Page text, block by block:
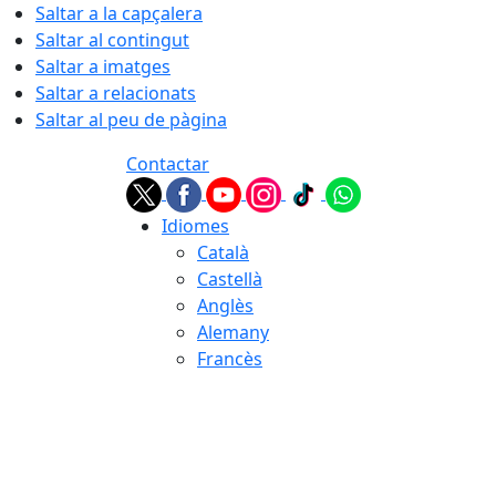
Saltar a la capçalera
Saltar al contingut
Saltar a imatges
Saltar a relacionats
Saltar al peu de pàgina
Contactar
Idiomes
Català
Castellà
Anglès
Alemany
Francès